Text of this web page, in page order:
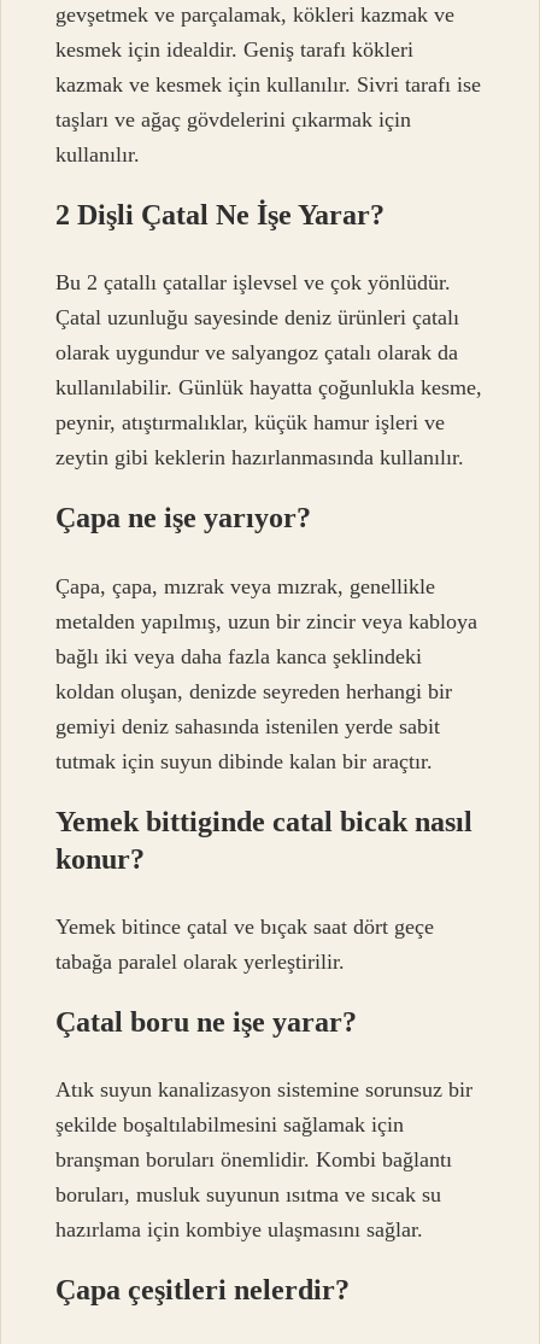
gevşetmek ve parçalamak, kökleri kazmak ve
kesmek için idealdir. Geniş tarafı kökleri
kazmak ve kesmek için kullanılır. Sivri tarafı ise
taşları ve ağaç gövdelerini çıkarmak için
kullanılır.
2 Dişli Çatal Ne İşe Yarar?
Bu 2 çatallı çatallar işlevsel ve çok yönlüdür.
Çatal uzunluğu sayesinde deniz ürünleri çatalı
olarak uygundur ve salyangoz çatalı olarak da
kullanılabilir. Günlük hayatta çoğunlukla kesme,
peynir, atıştırmalıklar, küçük hamur işleri ve
zeytin gibi keklerin hazırlanmasında kullanılır.
Çapa ne işe yarıyor?
Çapa, çapa, mızrak veya mızrak, genellikle
metalden yapılmış, uzun bir zincir veya kabloya
bağlı iki veya daha fazla kanca şeklindeki
koldan oluşan, denizde seyreden herhangi bir
gemiyi deniz sahasında istenilen yerde sabit
tutmak için suyun dibinde kalan bir araçtır.
Yemek bittiginde catal bicak nasıl
konur?
Yemek bitince çatal ve bıçak saat dört geçe
tabağa paralel olarak yerleştirilir.
Çatal boru ne işe yarar?
Atık suyun kanalizasyon sistemine sorunsuz bir
şekilde boşaltılabilmesini sağlamak için
branşman boruları önemlidir. Kombi bağlantı
boruları, musluk suyunun ısıtma ve sıcak su
hazırlama için kombiye ulaşmasını sağlar.
Çapa çeşitleri nelerdir?